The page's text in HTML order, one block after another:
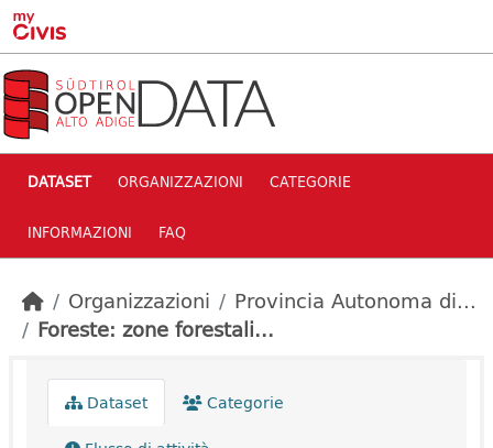
Skip to main content
DATASET ORGANIZZAZIONI CATEGORIE
INFORMAZIONI FAQ
Organizzazioni
Provincia Autonoma di...
Foreste: zone forestali...
Dataset
Categorie